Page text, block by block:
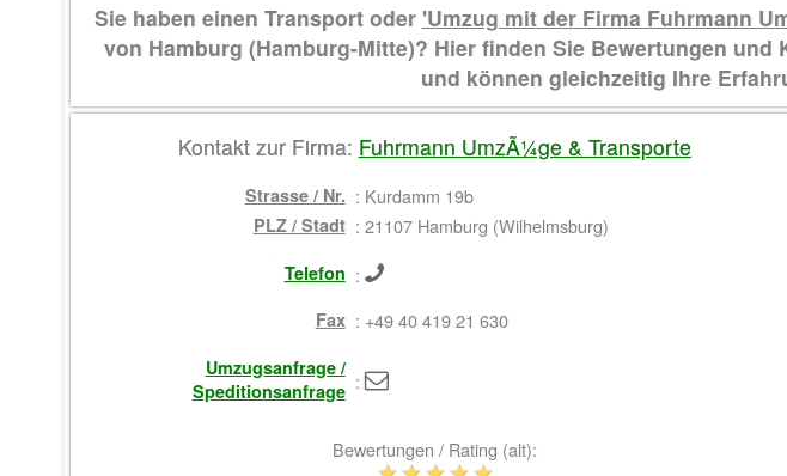
Sie haben einen Transport oder 'Umzug mit der Firma Fuhrmann
von Hamburg (Hamburg-Mitte)? Hier finden Sie Bewertungen
und können gleichzeitig Ihre
Kontakt zur Firma: Fuhrmann UmzÃ¼ge & Transporte
Strasse / Nr. : Kurdamm 19b
PLZ / Stadt : 21107 Hamburg (Wilhelmsburg)
Telefon :
Fax : +49 40 419 21 630
Umzugsanfrage /
Speditionsanfrage :
Bewertungen / Rating (alt):